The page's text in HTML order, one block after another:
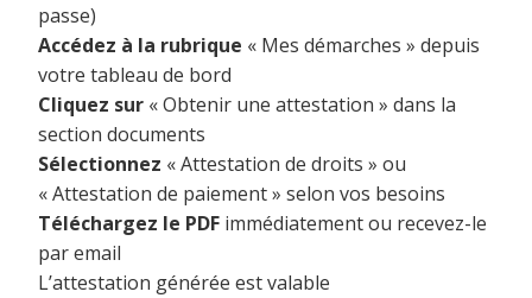
passe)
Accédez à la rubrique « Mes démarches » depuis
votre tableau de bord
Cliquez sur « Obtenir une attestation » dans la
section documents
Sélectionnez « Attestation de droits » ou
« Attestation de paiement » selon vos besoins
Téléchargez le PDF immédiatement ou recevez-le
par email
L’attestation générée est valable